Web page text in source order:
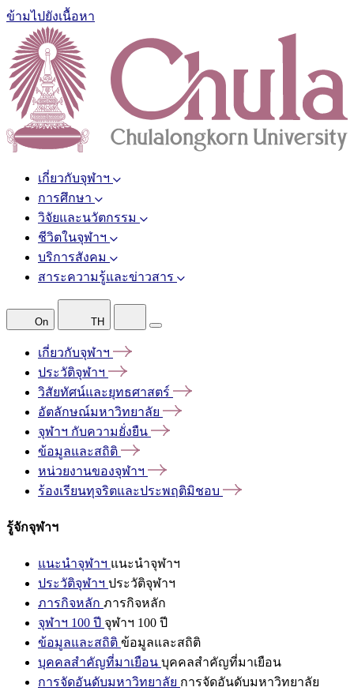
ข้ามไปยังเนื้อหา
เกี่ยวกับจุฬาฯ
การศึกษา
วิจัยและนวัตกรรม
ชีวิตในจุฬาฯ
บริการสังคม
สาระความรู้และข่าวสาร
On TH
เกี่ยวกับจุฬาฯ
ประวัติจุฬาฯ
วิสัยทัศน์และยุทธศาสตร์
อัตลักษณ์มหาวิทยาลัย
จุฬาฯ กับความยั่งยืน
ข้อมูลและสถิติ
หน่วยงานของจุฬาฯ
ร้องเรียนทุจริตและประพฤติมิชอบ
รู้จักจุฬาฯ
แนะนำจุฬาฯ แนะนำจุฬาฯ
ประวัติจุฬาฯ ประวัติจุฬาฯ
ภารกิจหลัก ภารกิจหลัก
จุฬาฯ 100 ปี จุฬาฯ 100 ปี
ข้อมูลและสถิติ ข้อมูลและสถิติ
บุคคลสำคัญที่มาเยือน บุคคลสำคัญที่มาเยือน
การจัดอันดับมหาวิทยาลัย การจัดอันดับมหาวิทยาลัย